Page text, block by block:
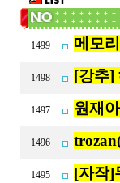
1499 메모
1498 [강추]
1497 원재
1496
1495 [자작]